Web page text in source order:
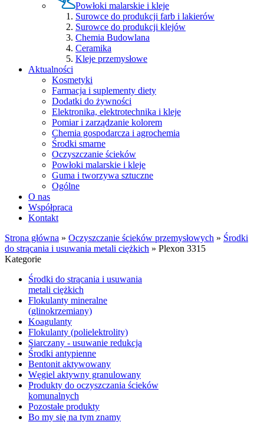
Powłoki malarskie i kleje
Surowce do produkcji farb i lakierów
Surowce do produkcji klejów
Chemia Budowlana
Ceramika
Kleje przemysłowe
Aktualności
Kosmetyki
Farmacja i suplementy diety
Dodatki do żywności
Elektronika, elektrotechnika i kleje
Pomiar i zarządzanie kolorem
Chemia gospodarcza i agrochemia
Środki smarne
Oczyszczanie ścieków
Powłoki malarskie i kleje
Guma i tworzywa sztuczne
Ogólne
O nas
Współpraca
Kontakt
Strona główna » Oczyszczanie ścieków przemysłowych » Środki
do strącania i usuwania metali ciężkich » Plexon 3315
Kategorie
Środki do strącania i usuwania
metali ciężkich
Flokulanty mineralne
(glinokrzemiany)
Koagulanty
Flokulanty (polielektrolity)
Siarczany - usuwanie redukcja
Środki antypienne
Bentonit aktywowany
Węgiel aktywny granulowany
Produkty do oczyszczania ścieków
komunalnych
Pozostałe produkty
Bo my się na tym znamy